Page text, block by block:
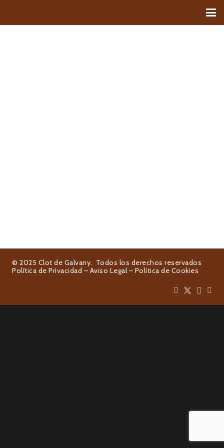
© 2025 Clot de Galvany. Todos los derechos reservados
Política de Privacidad – Aviso Legal – Política de Cookies